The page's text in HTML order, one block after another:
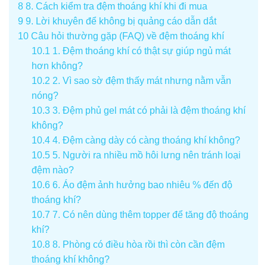
8 8. Cách kiểm tra đệm thoáng khí khi đi mua
9 9. Lời khuyên để không bị quảng cáo dẫn dắt
10 Câu hỏi thường gặp (FAQ) về đệm thoáng khí
10.1 1. Đệm thoáng khí có thật sự giúp ngủ mát
hơn không?
10.2 2. Vì sao sờ đệm thấy mát nhưng nằm vẫn
nóng?
10.33. Đệm phủ gel mát có phải là đệm thoáng khí
không?
10.44. Đệm càng dày có càng thoáng khí không?
10.55. Người ra nhiều mồ hôi lưng nên tránh loại
đệm nào?
10.66. Áo đệm ảnh hưởng bao nhiêu % đến độ
thoáng khí?
10.7 7. Có nên dùng thêm topper để tăng độ thoáng
khí?
10.88. Phòng có điều hòa rồi thì còn cần đệm
thoáng khí không?